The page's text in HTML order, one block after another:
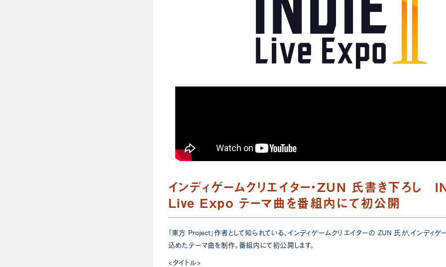
インディゲームクリエイター・ZUN 氏書き下ろし
Live Expo テーマ曲を番組内にて初公開
「東方 Project」作者として知られている、インディゲームクリエイターの ZUN 氏が、インディ
込めたテーマ曲を制作。番組内にて初公開します。
<タイトル>